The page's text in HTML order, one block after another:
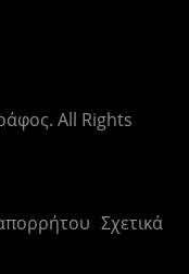
All Rights
Σχετικά